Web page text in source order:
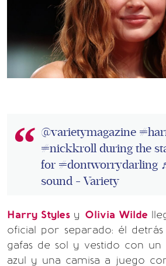
@varietymagazine
#nickkroll during the
for #dontworrydarling
sound - Variety
Harry Styles y Olivia Wilde
oficial por separado: él
gafas de sol y vestido con
azul y una camisa a juego